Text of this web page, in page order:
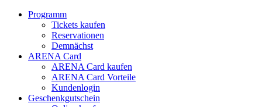
Programm
Tickets kaufen
Reservationen
Demnächst
ARENA Card
ARENA Card kaufen
ARENA Card Vorteile
Kundenlogin
Geschenkgutschein